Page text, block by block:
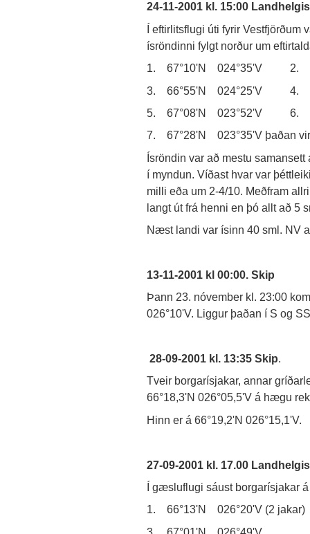
24-11-2001 kl. 15:00
Í eftirlitsflugi úti fyrir Vestfjörðum
ísröndinni fylgt norður um
1. 67°10'N 024°35'V 2.
3. 66°55'N 024°25'V 4.
5. 67°08'N 023°52'V 6.
7. 67°28'N 023°35'V þaðan
Ísröndin var að mestu
í myndun. Víðast hvar var
milli eða um 2-4/10. Meðfram
langt út frá henni en þó allt að 5
Næst landi var ísinn 40 sml. NV
13-11-2001 kl 00:00. Skip
Þann 23. nóvember kl. 23:00
026°10'V. Liggur þaðan í S og
28-09-2001 kl. 13:35 Skip.
Tveir borgarísjakar, annar
66°18,3'N 026°05,5'V á hægu
Hinn er á 66°19,2'N 026°15,1'V.
27-09-2001 kl. 17.00
Í gæsluflugi sáust borgarísjakar
1. 66°13'N 026°20'V (2